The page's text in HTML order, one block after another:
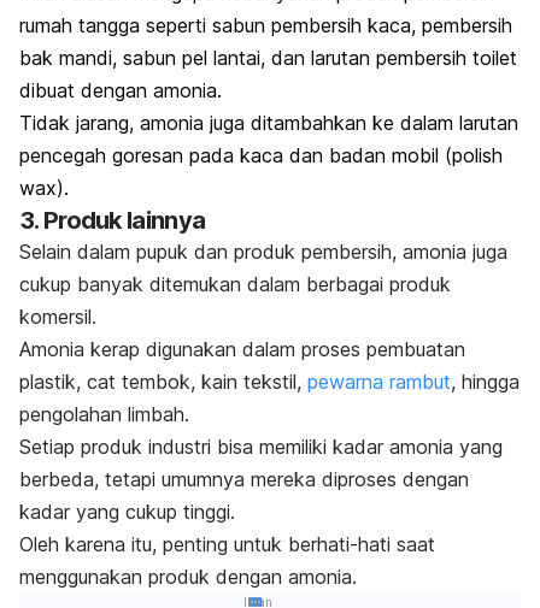
rumah tangga seperti sabun pembersih kaca, pembersih
bak mandi, sabun pel lantai, dan larutan pembersih toilet
dibuat dengan amonia.
Tidak jarang, amonia juga ditambahkan ke dalam larutan
pencegah goresan pada kaca dan badan mobil (polish
wax).
3. Produk lainnya
Selain dalam pupuk dan produk pembersih, amonia juga
cukup banyak ditemukan dalam berbagai produk
komersil.
Amonia kerap digunakan dalam proses pembuatan
plastik, cat tembok, kain tekstil, pewarna rambut, hingga
pengolahan limbah.
Setiap produk industri bisa memiliki kadar amonia yang
berbeda, tetapi umumnya mereka diproses dengan
kadar yang cukup tinggi.
Oleh karena itu, penting untuk berhati-hati saat
menggunakan produk dengan amonia.
Iklan